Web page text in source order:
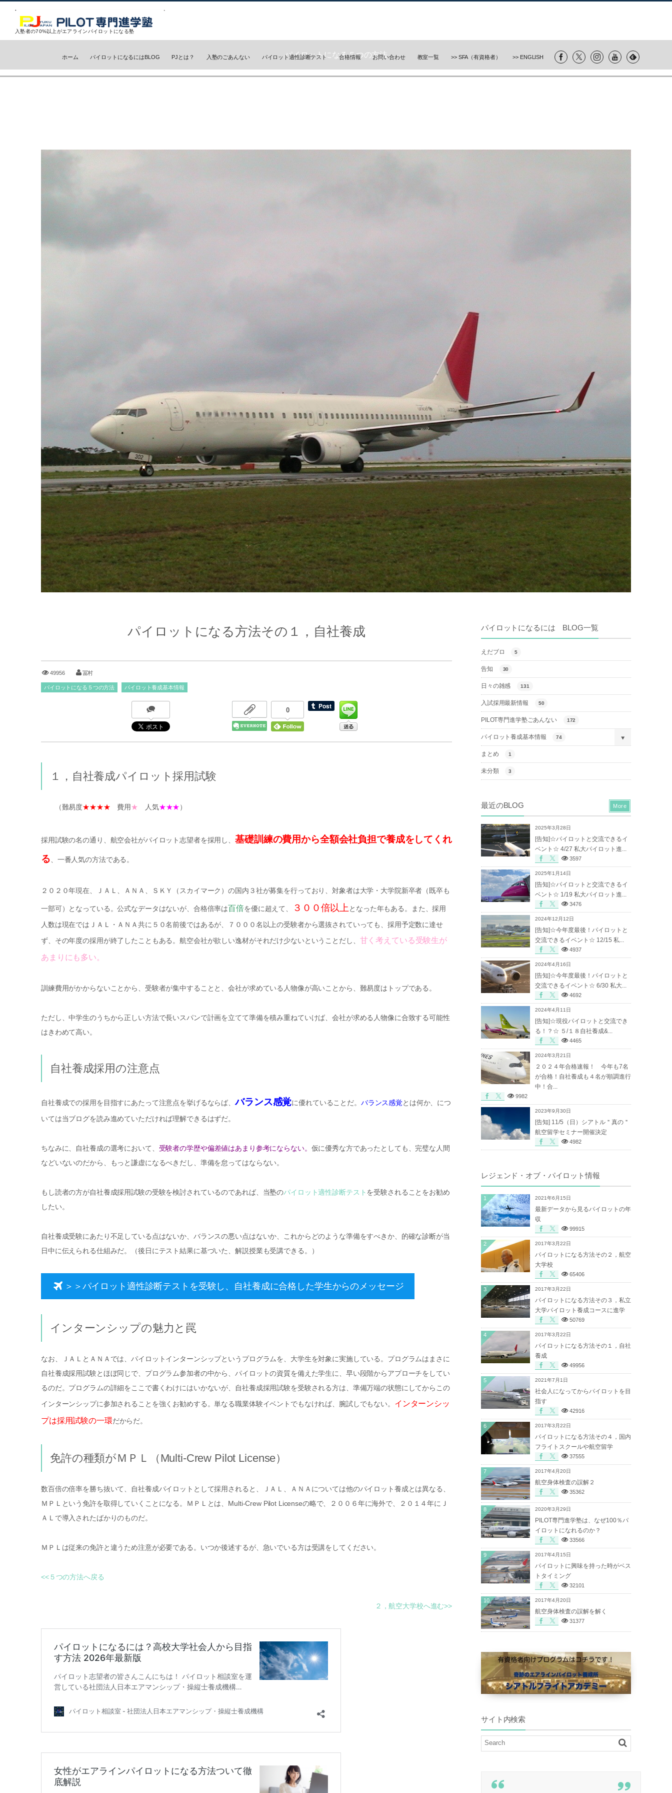
入塾者の70%以上がエアラインパイロットになる塾
ホーム パイロットになるにはBLOG PJとは？ 入塾のごあんない パイロット適性診断テスト 合格情報 お問い合わせ 教室一覧 >> SFA（有資格者） >> ENGLISH
パイロットになる５つの方法
パイロットになる方法その１，自社養成
49956 冨村
パイロットになる５つの方法 パイロット養成基本情報
0
１，自社養成パイロット採用試験
（難易度★★★★ 費用★ 人気★★★）
採用試験の名の通り、航空会社がパイロット志望者を採用し、基礎訓練の費用から全額会社負担で養成をしてくれ
る 、一番人気の方法である。
２０２０年現在、ＪＡＬ、ＡＮＡ、ＳＫＹ（スカイマーク）の国内３社が募集を行っており、対象者は大学・大学院新卒者（既卒も
一部可）となっている。公式なデータはないが、合格倍率は百倍を優に超えて、 ３００倍以上 となった年もある。また、採用
人数は現在ではＪＡＬ・ＡＮＡ共に５０名前後ではあるが、７０００名以上の受験者から選抜されていっても、採用予定数に達せ
ず、その年度の採用が終了したこともある。航空会社が欲しい逸材がそれだけ少ないということだし、 甘く考えている受験生が
あまりにも多い。
訓練費用がかからないことから、受験者が集中することと、会社が求めている人物像が高いことから、難易度はトップである。
ただし、中学生のうちから正しい方法で長いスパンで計画を立てて準備を積み重ねていけば、会社が求める人物像に合致する可能性
はきわめて高い。
自社養成採用の注意点
自社養成での採用を目指すにあたって注意点を挙げるならば、バランス感覚に優れていることだ。 バランス感覚とは何か、につ
いては当ブログを読み進めていただければ理解できるはずだ。
ちなみに、自社養成の選考において、 受験者の学歴や偏差値はあまり参考にならない。 仮に優秀な方であったとしても、完璧な人間
などいないのだから、もっと謙虚になるべきだし、準備を怠ってはならない。
もし読者の方が自社養成採用試験の受験を検討されているのであれば、当塾のパイロット適性診断テストを受験されることをお勧め
したい。
自社養成受験にあたり不足している点はないか、バランスの悪い点はないか、これからどのような準備をすべきか、的確な診断が当
日中に伝えられる仕組みだ。（後日にテスト結果に基づいた、解説授業も受講できる。）
＞＞パイロット適性診断テストを受験し、自社養成に合格した学生からのメッセージ
インターンシップの魅力と罠
なお、ＪＡＬとＡＮＡでは、パイロットインターンシップというプログラムを、大学生を対象に実施している。プログラムはまさに
自社養成採用試験とほぼ同じで、プログラム参加者の中から、パイロットの資質を備えた学生に、早い段階からアプローチをしてい
るのだ。プログラムの詳細をここで書くわけにはいかないが、自社養成採用試験を受験される方は、準備万端の状態にしてからこの
インターンシップに参加されることを強くお勧めする。単なる職業体験イベントでもなければ、腕試しでもない。 インターンシッ
プは採用試験の一環だからだ。
免許の種類がＭＰＬ（Multi-Crew Pilot License）
数百倍の倍率を勝ち抜いて、自社養成パイロットとして採用されると、ＪＡＬ、ＡＮＡについては他のパイロット養成とは異なる、
ＭＰＬという免許を取得していくことになる。ＭＰＬとは、Multi-Crew Pilot Licenseの略で、２００６年に海外で、２０１４年にＪ
ＡＬで導入されたばかりのものだ。
ＭＰＬは従来の免許と違うため注意が必要である。いつか後述するが、急いでいる方は受講をしてください。
<<５つの方法へ戻る
２，航空大学校へ進む>>
パイロットになるには BLOG一覧
えだブロ 5
告知 30
日々の雑感 131
入試採用最新情報 50
PILOT専門進学塾ごあんない 172
パイロット養成基本情報 74
まとめ 1
未分類 3
最近のBLOG
2025年3月28日
[告知]☆パイロットと交流できるイ
ベント☆ 4/27 私大パイロット進...
3597
2025年1月14日
[告知]☆パイロットと交流できるイ
ベント☆ 1/19 私大パイロット進...
3476
2024年12月12日
[告知]☆今年度最後！パイロットと
交流できるイベント☆ 12/15 私...
4937
2024年4月16日
[告知]☆今年度最後！パイロットと
交流できるイベント☆ 6/30 私大...
4692
2024年4月11日
[告知]☆現役パイロットと交流でき
る！？☆ ５/１８自社養成&...
4465
2024年3月21日
２０２４年合格速報！ 今年も7名
が合格！自社養成も４名が順調進行
中！合...
9982
2023年9月30日
[告知] 11/5（日）シアトル＂真の＂
航空留学セミナー開催決定
4982
More
レジェンド・オブ・パイロット情報
2021年6月15日
最新データから見るパイロットの年
収
99915
1
2017年3月22日
パイロットになる方法その２，航空
大学校
65406
2
2017年3月22日
パイロットになる方法その３，私立
大学パイロット養成コースに進学
50769
3
2017年3月22日
パイロットになる方法その１，自社
養成
49956
4
2021年7月1日
社会人になってからパイロットを目
指す
42916
5
2017年3月22日
パイロットになる方法その４，国内
フライトスクールや航空留学
37555
6
2017年4月20日
航空身体検査の誤解２
35362
7
2020年3月29日
PILOT専門進学塾は、なぜ100％パ
イロットになれるのか？
33566
8
2017年4月15日
パイロットに興味を持った時がベス
トタイミング
32101
9
2017年4月20日
航空身体検査の誤解を解く
31377
10
サイト内検索